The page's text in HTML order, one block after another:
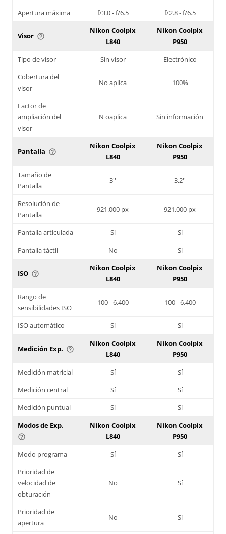
Apertura máxima
f/3.0 - f/6.5 f/2.8 - f/6.5
Visor help_outline
Nikon Coolpix
L840
Nikon Coolpix
P950
Tipo de visor
Sin visor
Electrónico
Cobertura del
visor
No aplica 100%
Factor de
ampliación del
visor
N oaplica Sin información
Pantalla help_outline
Nikon Coolpix
L840
Nikon Coolpix
P950
Tamaño de
Pantalla
3'' 3,2''
Resolución de
Pantalla
921.000 px 921.000 px
Pantalla articulada Sí
Sí
Pantalla táctil
No Sí
ISO help_outline
Nikon Coolpix
L840
Nikon Coolpix
P950
Rango de
sensibilidades ISO
100 - 6.400 100 - 6.400
ISO automático Sí Sí
Medición Exp. help_outline
Nikon Coolpix
L840
Nikon Coolpix
P950
Medición matricial
Sí
Sí
Medición central
Sí
Sí
Medición puntual
Sí
Sí
Modos de Exp.
help_outline
Nikon Coolpix
L840
Nikon Coolpix
P950
Modo programa
Sí
Sí
Prioridad de
velocidad de
obturación
No Sí
Prioridad de
apertura
No Sí